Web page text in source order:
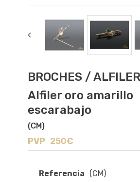
BROCHES /
Alfiler oro amarillo
escarabajo
(CM)
PVP 250€
Referencia
(CM)